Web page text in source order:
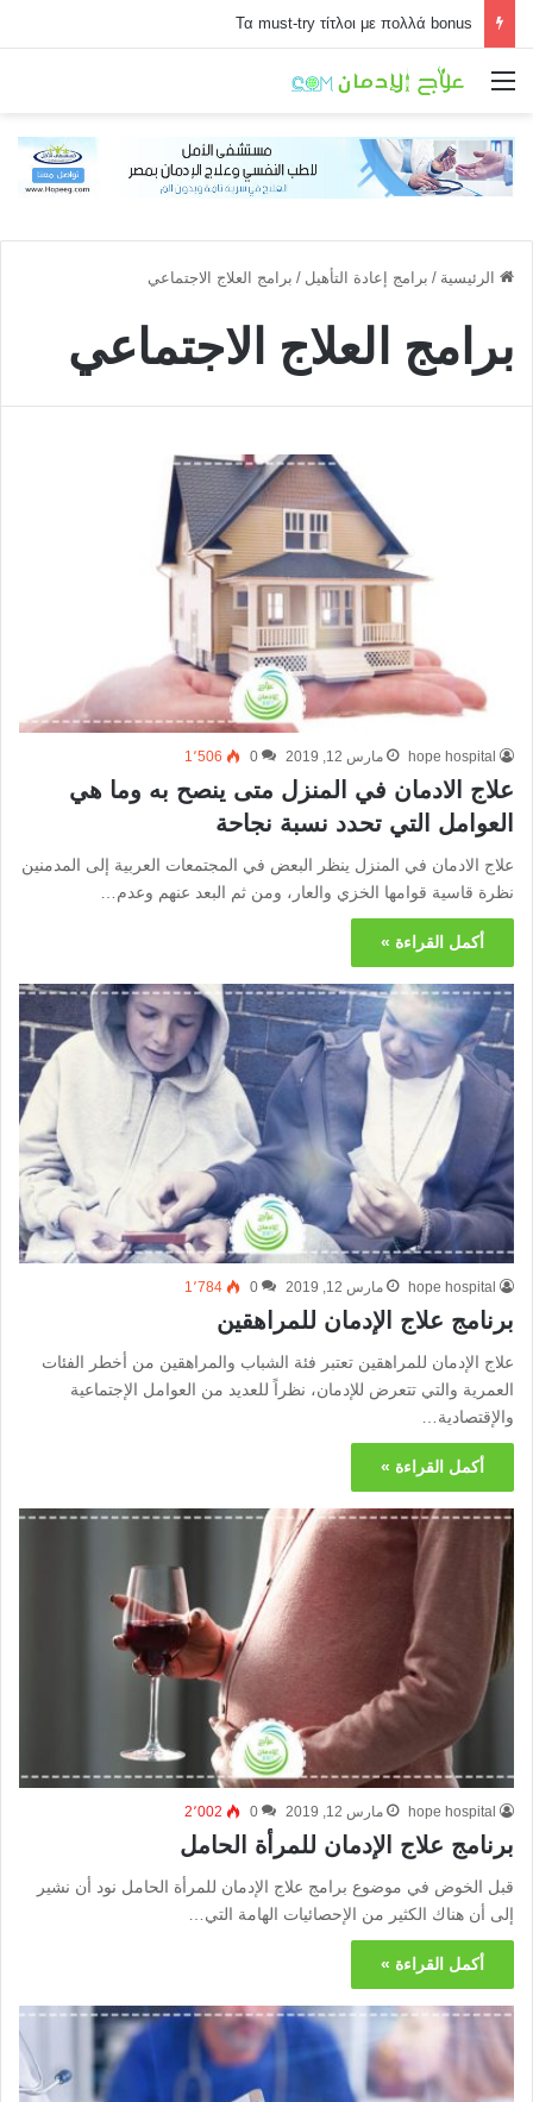
Τα must-try τίτλοι με πολλά bonus
القائمة
الرئيسية / برامج إعادة التأهيل / برامج العلاج الاجتماعي
برامج العلاج الاجتماعي
hope hospital مارس 12, 2019 0 1٬506
علاج الادمان في المنزل متى ينصح به وما هي
العوامل التي تحدد نسبة نجاحة
علاج الادمان في المنزل ينظر البعض في المجتمعات العربية إلى المدمنين
نظرة قاسية قوامها الخزي والعار، ومن ثم البعد عنهم وعدم…
أكمل القراءة »
hope hospital مارس 12, 2019 0 1٬784
برنامج علاج الإدمان للمراهقين
علاج الإدمان للمراهقين تعتبر فئة الشباب والمراهقين من أخطر الفئات
العمرية والتي تتعرض للإدمان، نظراً للعديد من العوامل الإجتماعية
والإقتصادية…
أكمل القراءة »
hope hospital مارس 12, 2019 0 2٬002
برنامج علاج الإدمان للمرأة الحامل
قبل الخوض في موضوع برامج علاج الإدمان للمرأة الحامل نود أن نشير
إلى أن هناك الكثير من الإحصائيات الهامة التي…
أكمل القراءة »